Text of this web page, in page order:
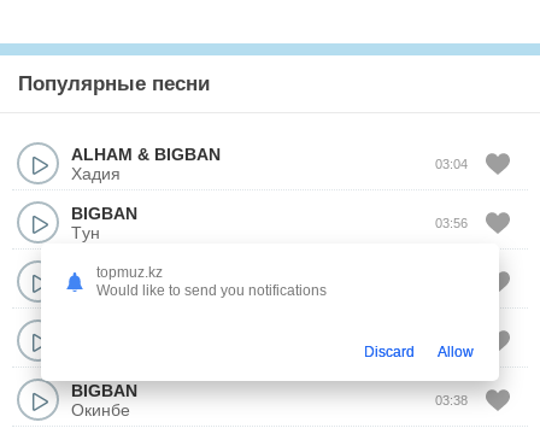
Популярные песни
ALHAM & BIGBAN
Хадия
03:04
BIGBAN
Tун
03:56
BIGBAN
BIGBAN
Окинбе
03:38
topmuz.kz
Would like to send you notifications
Discard Allow